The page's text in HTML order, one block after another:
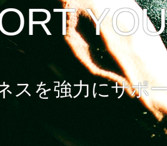
スを強力にサポ